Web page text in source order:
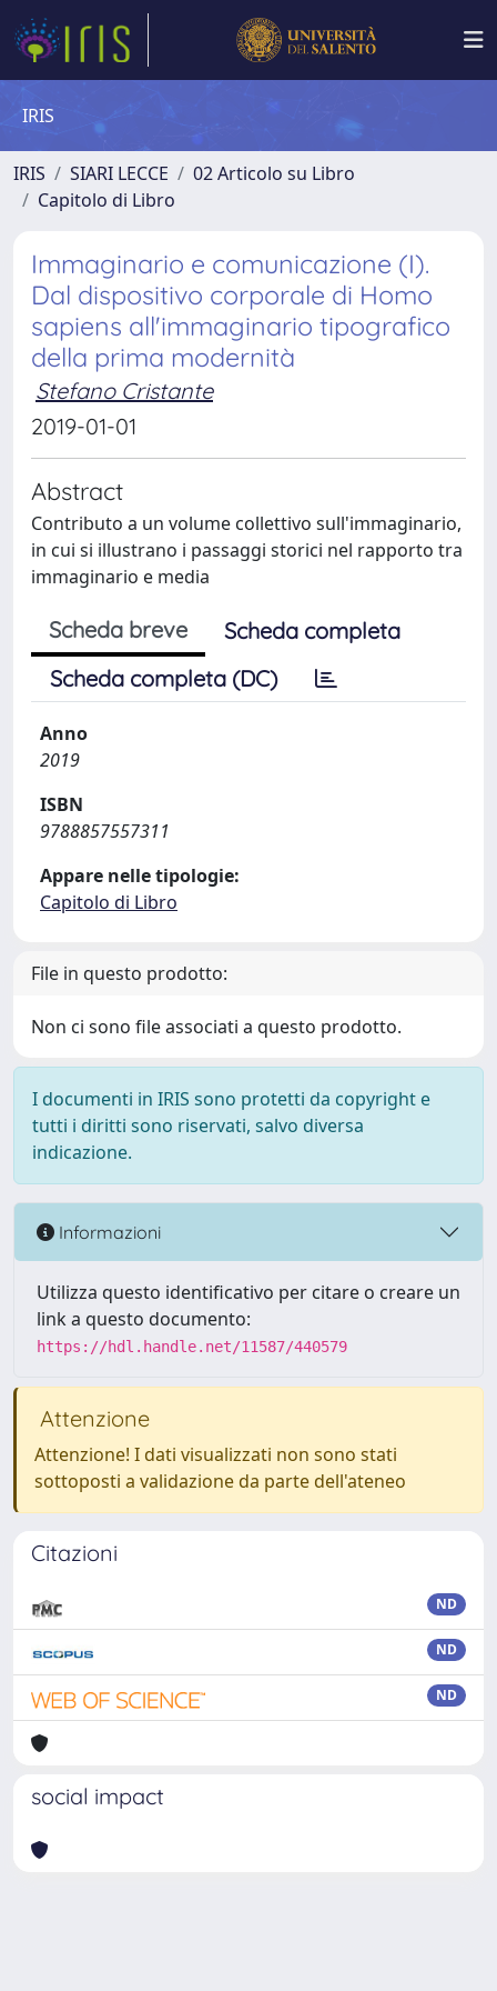
IRIS
IRIS SIARI LECCE
02 Articolo su Libro
Capitolo di Libro
Immaginario e comunicazione (I).
Dal dispositivo corporale di Homo
sapiens all'immaginario tipografico
della prima modernità
Stefano Cristante
2019-01-01
Abstract
Contributo a un volume collettivo sull'immaginario,
in cui si illustrano i passaggi storici nel rapporto tra
immaginario e media
Scheda breve
Scheda completa
Scheda completa (DC)
Anno
2019
ISBN
9788857557311
Appare nelle tipologie:
Capitolo di Libro
File in questo prodotto:
Non ci sono file associati a questo prodotto.
I documenti in IRIS sono protetti da copyright e
tutti i diritti sono riservati, salvo diversa
indicazione.
Informazioni
Utilizza questo identificativo per citare o creare un
link a questo documento:
https://hdl.handle.net/11587/440579
Attenzione
Attenzione! I dati visualizzati non sono stati
sottoposti a validazione da parte dell'ateneo
Citazioni
ND
ND
ND
social impact